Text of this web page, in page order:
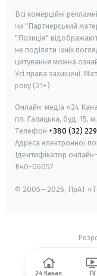
Всі комерційні
чи "Партнерський
"Позиція"
не поділяти їхніх
цитування можна
Усі права захищені.
року (21+)
Онлайн-медіа «24
пл. Галицька, буд. 15,
Телефон +380 (32)
Адреса електронної
Ідентифікатор
R40-06057
© 2005—2026, ПрАТ
24 Канал TV